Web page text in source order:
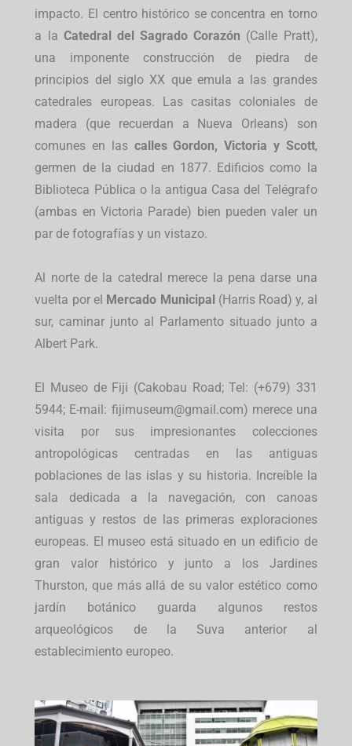
impacto. El centro histórico se concentra en torno
a la Catedral del Sagrado Corazón (Calle Pratt),
una imponente construcción de piedra de
principios del siglo XX que emula a las grandes
catedrales europeas. Las casitas coloniales de
madera (que recuerdan a Nueva Orleans) son
comunes en las calles Gordon, Victoria y Scott,
germen de la ciudad en 1877. Edificios como la
Biblioteca Pública o la antigua Casa del Telégrafo
(ambas en Victoria Parade) bien pueden valer un
par de fotografías y un vistazo.
Al norte de la catedral merece la pena darse una
vuelta por el Mercado Municipal (Harris Road) y, al
sur, caminar junto al Parlamento situado junto a
Albert Park.
El Museo de Fiji (Cakobau Road; Tel: (+679) 331
5944; E-mail: fijimuseum@gmail.com) merece una
visita por sus impresionantes colecciones
antropológicas centradas en las antiguas
poblaciones de las islas y su historia. Increíble la
sala dedicada a la navegación, con canoas
antiguas y restos de las primeras exploraciones
europeas. El museo está situado en un edificio de
gran valor histórico y junto a los Jardines
Thurston, que más allá de su valor estético como
jardín botánico guarda algunos restos
arqueológicos de la Suva anterior al
establecimiento europeo.